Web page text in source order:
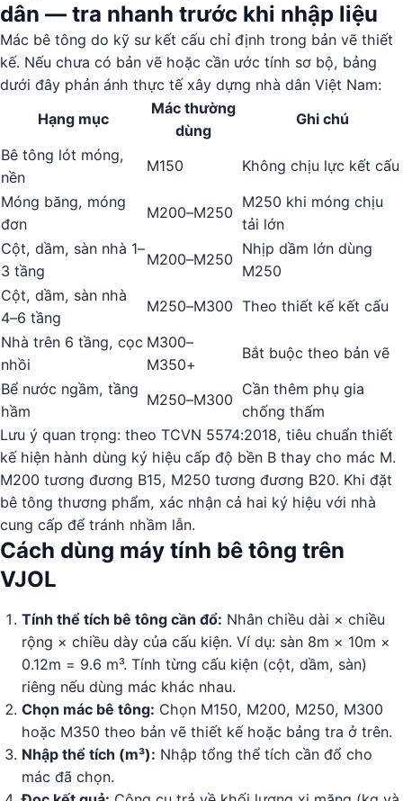
dân — tra nhanh trước khi nhập liệu
Mác bê tông do kỹ sư kết cấu chỉ định trong bản vẽ thiết
kế. Nếu chưa có bản vẽ hoặc cần ước tính sơ bộ, bảng
dưới đây phản ánh thực tế xây dựng nhà dân Việt Nam:
Hạng mục
Mác thường
dùng
Ghi chú
Bê tông lót móng,
nền
M150
Không chịu lực kết cấu
Móng băng, móng
đơn
M200–M250
M250 khi móng chịu
tải lớn
Cột, dầm, sàn nhà 1–
3 tầng
M200–M250
Nhịp dầm lớn dùng
M250
Cột, dầm, sàn nhà
4–6 tầng
M250–M300 Theo thiết kế kết cấu
Nhà trên 6 tầng, cọc
nhồi
M300–
M350+
Bắt buộc theo bản vẽ
Bể nước ngầm, tầng
hầm
M250–M300
Cần thêm phụ gia
chống thấm
Lưu ý quan trọng: theo TCVN 5574:2018, tiêu chuẩn thiết
kế hiện hành dùng ký hiệu cấp độ bền B thay cho mác M.
M200 tương đương B15, M250 tương đương B20. Khi đặt
bê tông thương phẩm, xác nhận cả hai ký hiệu với nhà
cung cấp để tránh nhầm lẫn.
Cách dùng máy tính bê tông trên
VJOL
Tính thể tích bê tông cần đổ: Nhân chiều dài × chiều
rộng × chiều dày của cấu kiện. Ví dụ: sàn 8m × 10m ×
0.12m = 9.6 m³. Tính từng cấu kiện (cột, dầm, sàn)
riêng nếu dùng mác khác nhau.
Chọn mác bê tông: Chọn M150, M200, M250, M300
hoặc M350 theo bản vẽ thiết kế hoặc bảng tra ở trên.
Nhập thể tích (m³): Nhập tổng thể tích cần đổ cho
mác đã chọn.